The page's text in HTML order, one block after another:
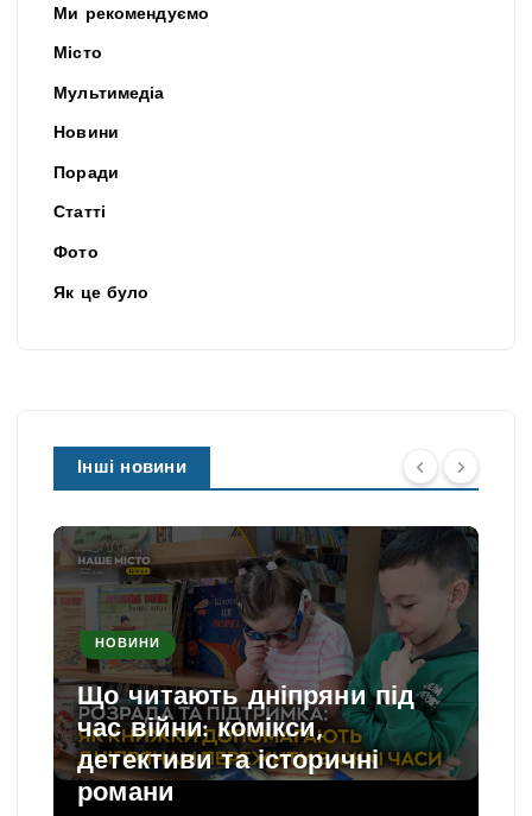
Ми рекомендуємо
Місто
Мультимедіа
Новини
Поради
Статті
Фото
Як це було
Інші новини
НОВИНИ
Що читають дніпряни під
час війни: комікси,
детективи та історичні
романи